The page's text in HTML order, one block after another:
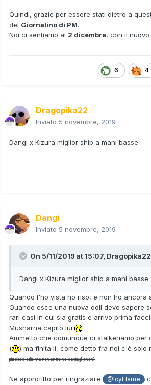
Quindi, grazie per essere stati dietro a
del Giornalino di PM.
Noi ci sentiamo al 2 dicembre, con il nuovo
6 4
Dragopika22
Inviato 5 novembre, 2019
Dangi x Kizura miglior ship a mani basse
Dangi
Inviato 5 novembre, 2019
On 5/11/2019 at 15:07, Dragopika22
Dangi x Kizura miglior ship a mani basse
Quando l'ho vista ho riso, e non ho ancora
Quando esce una nuova doll devo sapere
rari casi in cui sia gratis e arrivo prima
Musharna capitò lui
Ammetto che comunque ci stalkeriamo per
(
) ma finita lì, come detto fra noi c'è solo
pizzico d'odio ma non entro nei dettagli eheh)
Ne approfitto per ringraziare @IcyFlame